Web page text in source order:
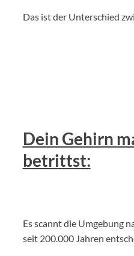
Das ist der Unterschied
Dein Gehirn
betrittst:
Es scannt die Umgebung
seit 200.000 Jahren